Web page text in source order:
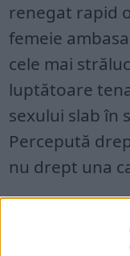
renegat rapid
femeie
cele mai
luptătoare
sexului slab în
Percepută
nu drept una
Acces